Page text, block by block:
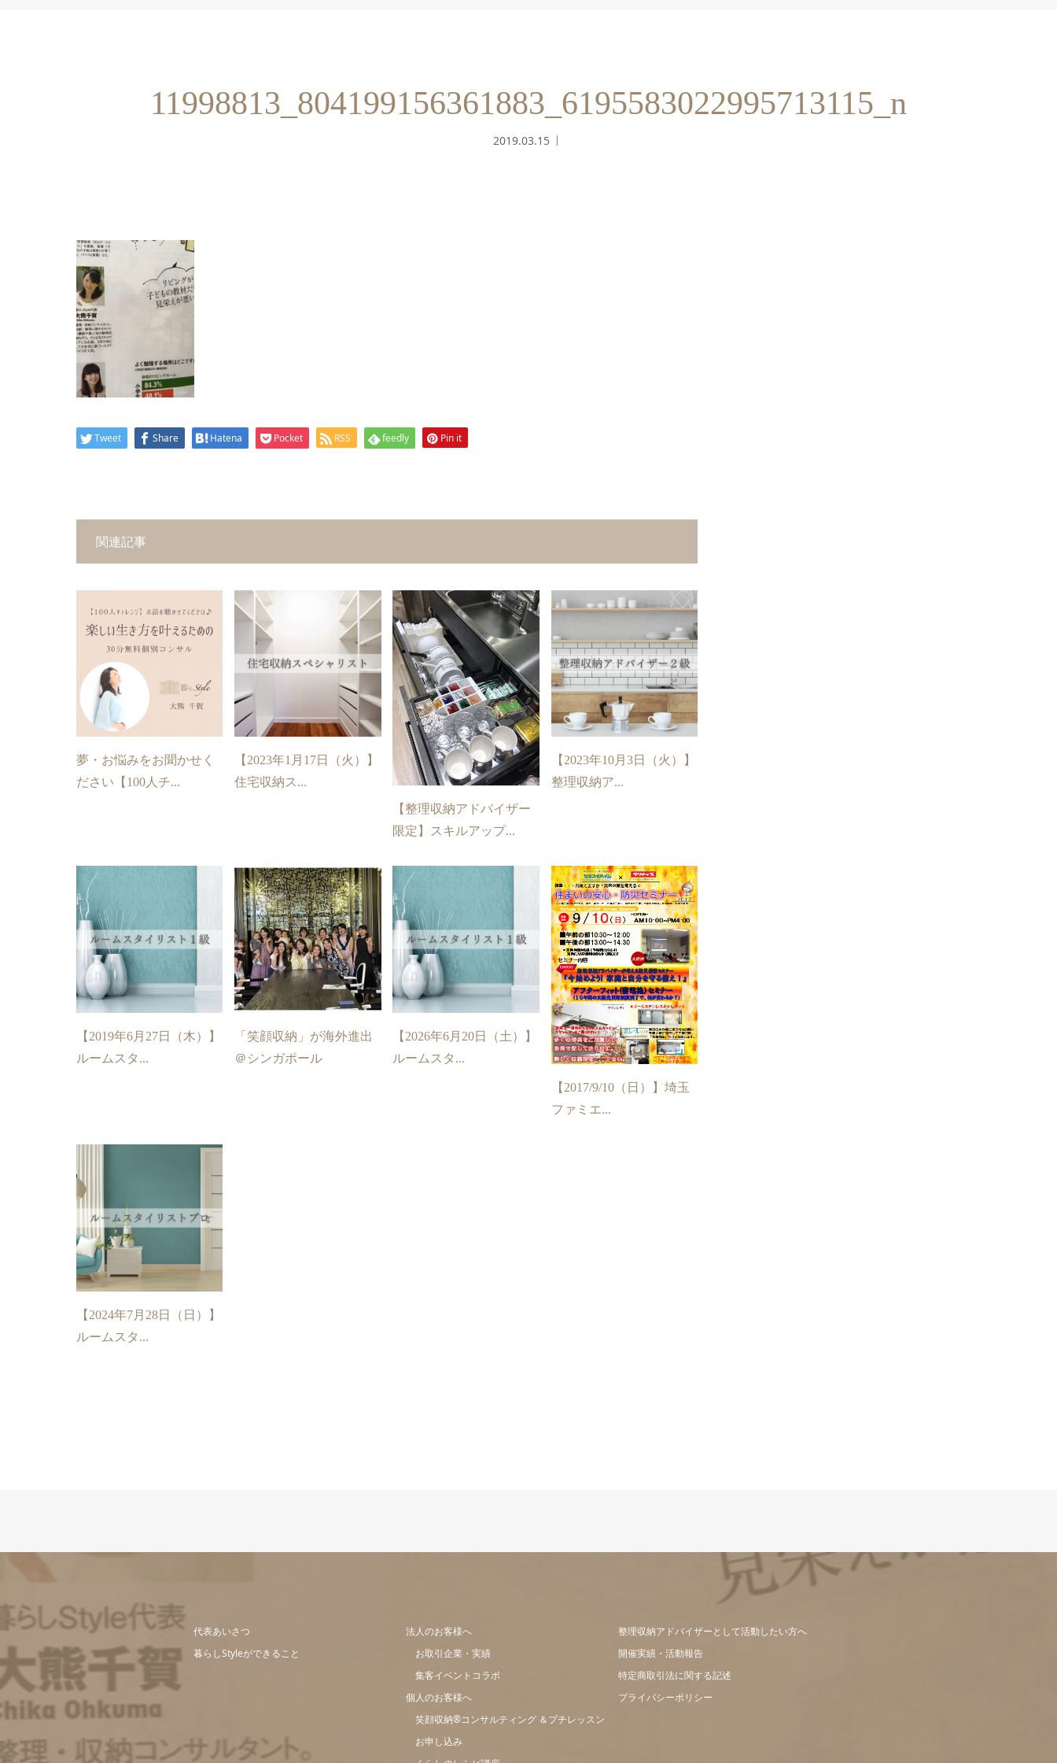
11998813_804199156361883_6195583022995713115_n
2019.03.15
Tweet Share Hatena Pocket RSS feedly Pin it
関連記事
夢・お悩みをお聞かせく
ださい【100人チ...
【2023年1月17日（火）】
住宅収納ス...
【整理収納アドバイザー
限定】スキルアップ...
【2023年10月3日（火）】
整理収納ア...
【2019年6月27日（木）】
ルームスタ...
「笑顔収納」が海外進出
＠シンガポール
【2026年6月20日（土）】
ルームスタ...
【2017/9/10（日）】埼玉
ファミエ...
【2024年7月28日（日）】
ルームスタ...
代表あいさつ
暮らしStyleができること
法人のお客様へ
お取引企業・実績
集客イベントコラボ
個人のお客様へ
笑顔収納®コンサルティング ＆プチレッスン
お申し込み
整理収納アドバイザーとして活動したい方へ
開催実績・活動報告
特定商取引法に関する記述
プライバシーポリシー